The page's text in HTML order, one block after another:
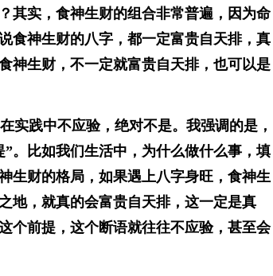
其实，食神生财的组合非常普遍，因为命
食神生财的八字，都一定富贵自天排，真
神生财，不一定就富贵自天排，也可以是
践中不应验，绝对不是。我强调的是，
。比如我们生活中，为什么做什么事，填
生财的格局，如果遇上八字身旺，食神生
地，就真的会富贵自天排，这一定是真
个前提，这个断语就往往不应验，甚至会